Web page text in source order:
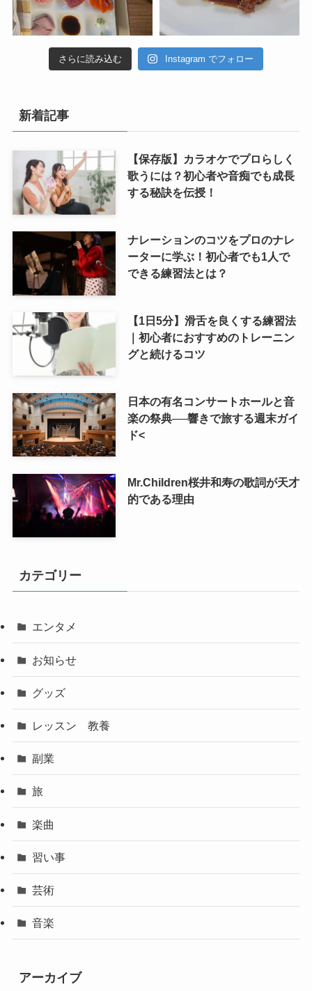
さらに読み込む Instagram でフォロー
新着記事
【保存版】カラオケでプロらしく
歌うには？初心者や音痴でも成長
する秘訣を伝授！
ナレーションのコツをプロのナレ
ーターに学ぶ！初心者でも1人で
できる練習法とは？
【1日5分】滑舌を良くする練習法
｜初心者におすすめのトレーニン
グと続けるコツ
日本の有名コンサートホールと音
楽の祭典──響きで旅する週末ガイ
ド<
Mr.Children桜井和寿の歌詞が天才
的である理由
カテゴリー
エンタメ
お知らせ
グッズ
レッスン 教養
副業
旅
楽曲
習い事
芸術
音楽
アーカイブ